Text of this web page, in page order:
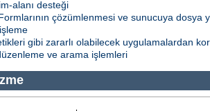
alanı desteği
çözümlenmesi ve sunucuya dosya
gibi zararlı olabilecek uygulamalardan
ve arama işlemleri